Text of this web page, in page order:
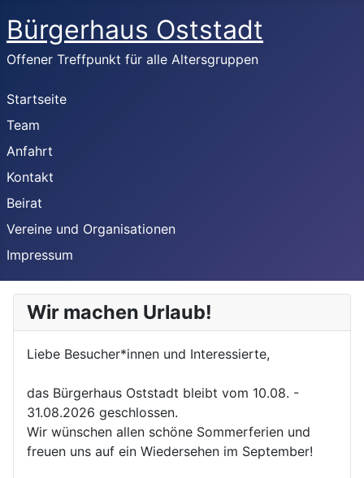
Bürgerhaus Oststadt
Offener Treffpunkt für alle Altersgruppen
Startseite
Team
Anfahrt
Kontakt
Beirat
Vereine und Organisationen
Impressum
Wir machen Urlaub!
Liebe Besucher*innen und Interessierte,
das Bürgerhaus Oststadt bleibt vom 10.08. -
31.08.2026 geschlossen.
Wir wünschen allen schöne Sommerferien und
freuen uns auf ein Wiedersehen im September!